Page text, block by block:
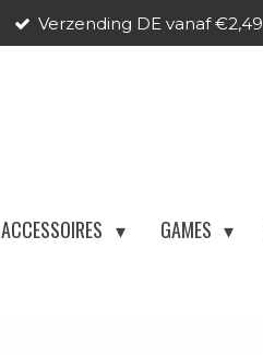
Verzending DE vanaf €2,49
ACCESSOIRES GAMES